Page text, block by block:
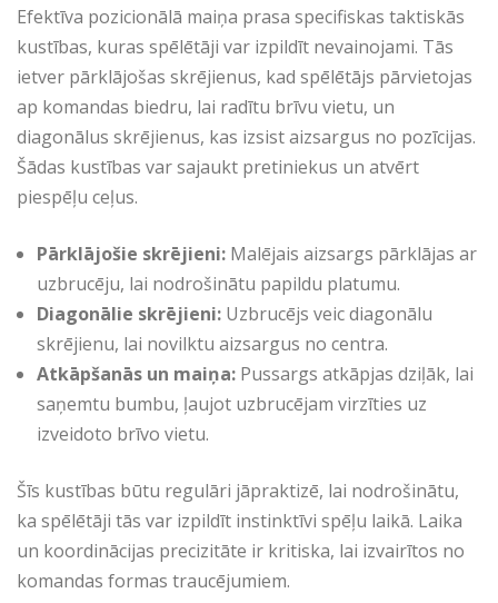
Efektīva pozicionālā maiņa prasa specifiskas taktiskās
kustības, kuras spēlētāji var izpildīt nevainojami. Tās
ietver pārklājošas skrējienus, kad spēlētājs pārvietojas
ap komandas biedru, lai radītu brīvu vietu, un
diagonālus skrējienus, kas izsist aizsargus no pozīcijas.
Šādas kustības var sajaukt pretiniekus un atvērt
piespēļu ceļus.
Pārklājošie skrējieni: Malējais aizsargs pārklājas ar
uzbrucēju, lai nodrošinātu papildu platumu.
Diagonālie skrējieni: Uzbrucējs veic diagonālu
skrējienu, lai novilktu aizsargus no centra.
Atkāpšanās un maiņa: Pussargs atkāpjas dziļāk, lai
saņemtu bumbu, ļaujot uzbrucējam virzīties uz
izveidoto brīvo vietu.
Šīs kustības būtu regulāri jāpraktizē, lai nodrošinātu,
ka spēlētāji tās var izpildīt instinktīvi spēļu laikā. Laika
un koordinācijas precizitāte ir kritiska, lai izvairītos no
komandas formas traucējumiem.